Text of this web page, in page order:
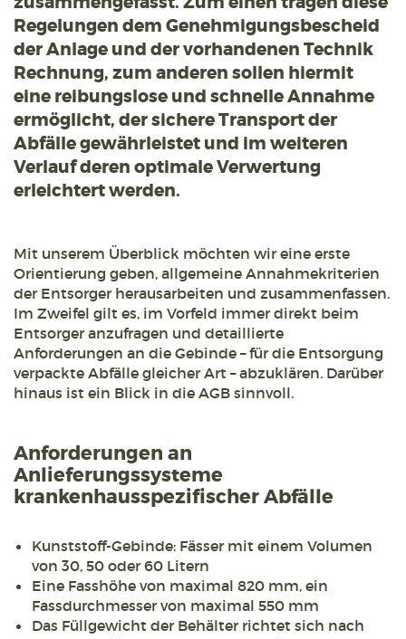
Regelungen dem Genehmigungsbescheid
der Anlage und der vorhandenen Technik
Rechnung, zum anderen sollen hiermit
eine reibungslose und schnelle Annahme
ermöglicht, der sichere Transport der
Abfälle gewährleistet und im weiteren
Verlauf deren optimale Verwertung
erleichtert werden.
Mit unserem Überblick möchten wir eine erste
Orientierung geben, allgemeine Annahmekriterien
der Entsorger herausarbeiten und zusammenfassen.
Im Zweifel gilt es, im Vorfeld immer direkt beim
Entsorger anzufragen und detaillierte
Anforderungen an die Gebinde – für die Entsorgung
verpackte Abfälle gleicher Art – abzuklären. Darüber
hinaus ist ein Blick in die AGB sinnvoll.
Anforderungen an
Anlieferungssysteme
krankenhausspezifischer Abfälle
Kunststoff-Gebinde: Fässer mit einem Volumen
von 30, 50 oder 60 Litern
Eine Fasshöhe von maximal 820 mm, ein
Fassdurchmesser von maximal 550 mm
Das Füllgewicht der Behälter richtet sich nach